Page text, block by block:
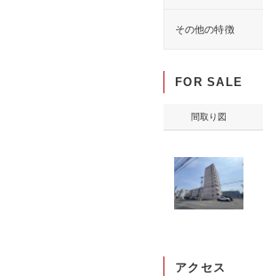
その他の特徴
FOR SALE
間取り図
アクセス